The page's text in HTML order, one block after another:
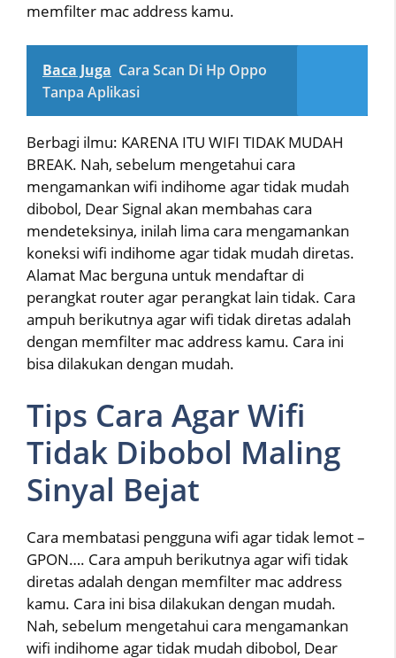
memfilter mac address kamu.
Baca Juga Cara Scan Di Hp Oppo
Tanpa Aplikasi
Berbagi ilmu: KARENA ITU WIFI TIDAK MUDAH
BREAK. Nah, sebelum mengetahui cara
mengamankan wifi indihome agar tidak mudah
dibobol, Dear Signal akan membahas cara
mendeteksinya, inilah lima cara mengamankan
koneksi wifi indihome agar tidak mudah diretas.
Alamat Mac berguna untuk mendaftar di
perangkat router agar perangkat lain tidak. Cara
ampuh berikutnya agar wifi tidak diretas adalah
dengan memfilter mac address kamu. Cara ini
bisa dilakukan dengan mudah.
Tips Cara Agar Wifi
Tidak Dibobol Maling
Sinyal Bejat
Cara membatasi pengguna wifi agar tidak lemot –
GPON…. Cara ampuh berikutnya agar wifi tidak
diretas adalah dengan memfilter mac address
kamu. Cara ini bisa dilakukan dengan mudah.
Nah, sebelum mengetahui cara mengamankan
wifi indihome agar tidak mudah dibobol, Dear